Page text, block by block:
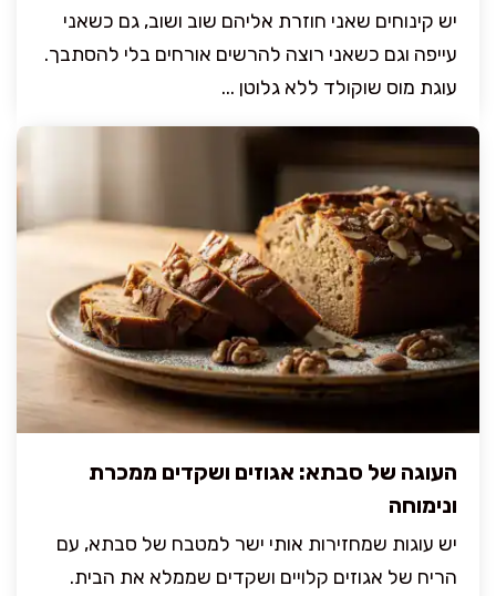
יש קינוחים שאני חוזרת אליהם שוב ושוב, גם כשאני
עייפה וגם כשאני רוצה להרשים אורחים בלי להסתבך.
עוגת מוס שוקולד ללא גלוטן ...
העוגה של סבתא: אגוזים ושקדים ממכרת
ונימוחה
יש עוגות שמחזירות אותי ישר למטבח של סבתא, עם
הריח של אגוזים קלויים ושקדים שממלא את הבית.